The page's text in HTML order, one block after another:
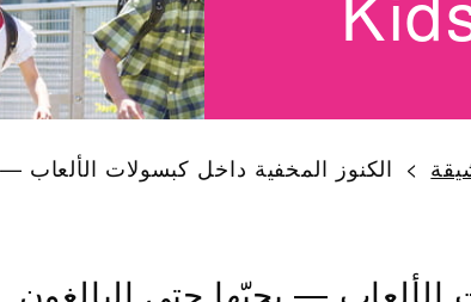
الكنوز المخفية داخل كبسولات الألعاب —
الألعاب — يحبّها حتى البالغون